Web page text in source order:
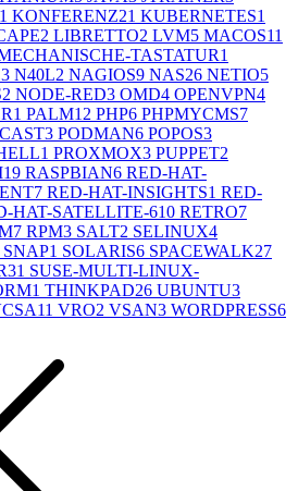
1 KONFERENZ21 KUBERNETES1
2 LIBRETTO2 LVM5 MACOS11
TASTATUR1
3 N40L2 NAGIOS9 NAS26 NETIO5
2 NODE-RED3 OMD4 OPENVPN4
1 PALM12 PHP6 PHPMYCMS7
3 PODMAN6 POPOS3
1 PROXMOX3 PUPPET2
19 RASPBIAN6 RED-HAT-
7 RED-HAT-INSIGHTS1 RED-
HAT-SATELLITE-610 RETRO7
7 RPM3 SALT2 SELINUX4
SNAP1 SOLARIS6 SPACEWALK27
31 SUSE-MULTI-LINUX-
1 THINKPAD26 UBUNTU3
11 VRO2 VSAN3 WORDPRESS6